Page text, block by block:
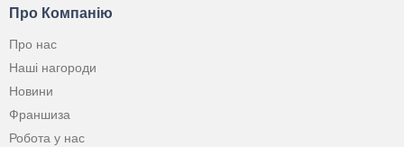
Про Компанію
Про нас
Наші нагороди
Новини
Франшиза
Робота у нас